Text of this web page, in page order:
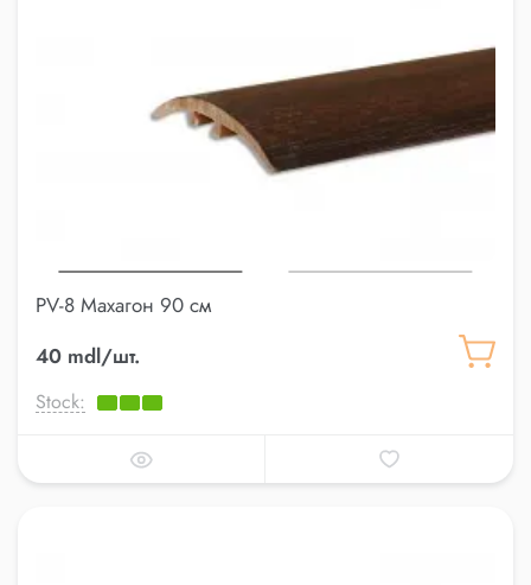
PV-8 Махагон 90 см
40 mdl/шт.
Stock: